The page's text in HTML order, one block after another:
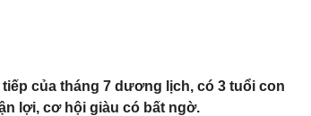
của tháng 7 dương lịch, có 3 tuổi con
lợi, cơ hội giàu có bất ngờ.